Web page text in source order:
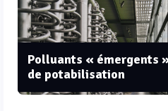
Polluants « émergents
de potabilisation